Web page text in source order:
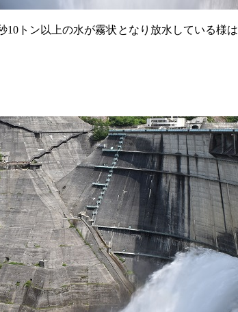
トン以上の水が霧状となり放水している様は